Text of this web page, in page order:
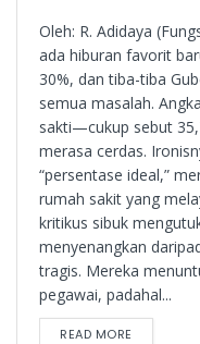
Oleh: R. Adidaya
ada hiburan favorit
30%, dan tiba-tiba
semua masalah.
sakti—cukup sebut
merasa cerdas.
“persentase ideal,”
rumah sakit yang
kritikus sibuk
menyenangkan
tragis. Mereka
pegawai, padahal...
READ MORE